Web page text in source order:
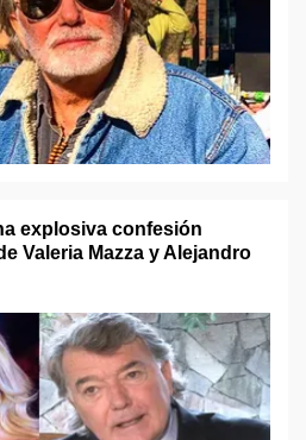
explosiva confesión
Valeria Mazza y Alejandro